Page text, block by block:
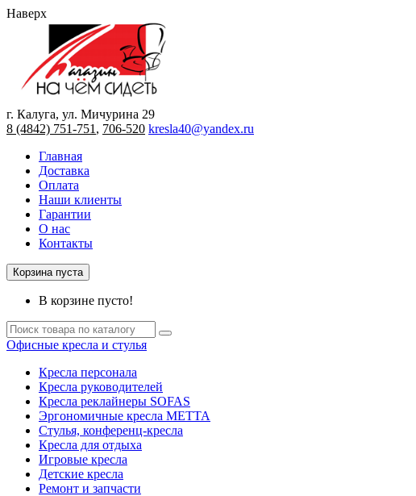
Наверх
г. Калуга, ул. Мичурина 29
8 (4842) 751-751 , 706-520 kresla40@yandex.ru
Главная
Доставка
Оплата
Наши клиенты
Гарантии
О нас
Контакты
Корзина пуста
В корзине пусто!
Офисные кресла и стулья
Кресла персонала
Кресла руководителей
Кресла реклайнеры SOFAS
Эргономичные кресла МЕТТА
Стулья, конференц-кресла
Кресла для отдыха
Игровые кресла
Детские кресла
Ремонт и запчасти